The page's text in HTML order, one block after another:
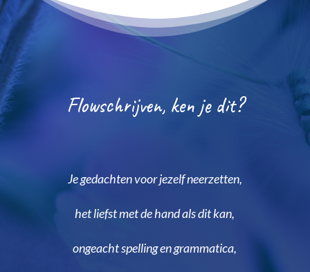
Flowschrijven, ken je dit?
Je gedachten voor jezelf neerzetten,
het liefst met de hand als dit kan,
ongeacht spelling en grammatica,